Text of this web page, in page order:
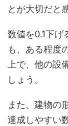
とが大切だと
数値を0.1下げ
も、ある程度
上で、他の設
しょう。
また、建物の
達成しやすい